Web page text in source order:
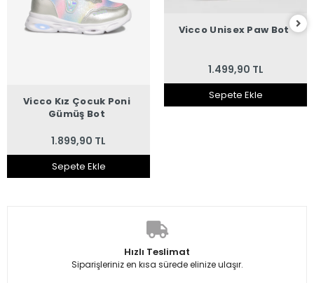
Vicco Kız Çocuk Poni
Gümüş Bot
1.899,90 TL
Sepete Ekle
Vicco Unisex Paw Bot
1.499,90 TL
Sepete Ekle
Hızlı Teslimat
Siparişleriniz en kısa sürede elinize ulaşır.